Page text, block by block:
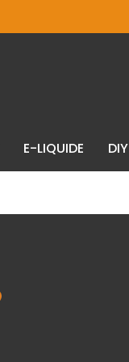
E-LIQUIDE DIY